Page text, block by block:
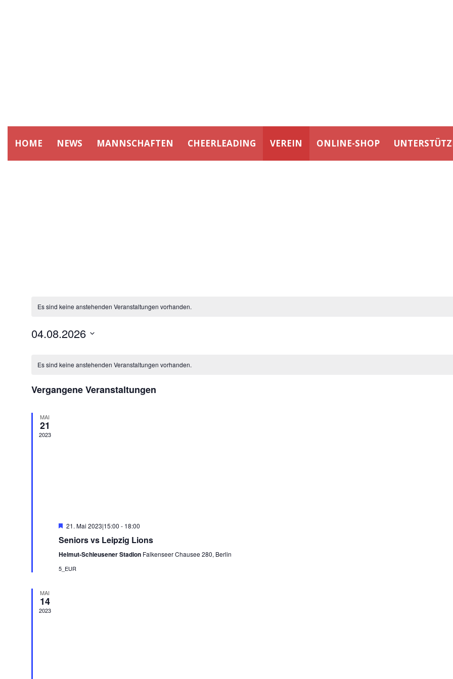
HOME NEWS MANNSCHAFTEN CHEERLEADING VEREIN ONLINE-SHOP
Es sind keine anstehenden Veranstaltungen vorhanden.
04.08.2026
wählen.
Kalender
von
Veranstaltungen
Es sind keine anstehenden Veranstaltungen vorhanden.
Vergangene Veranstaltungen
MAI
21
2023
Hervorgehoben
21. Mai 2023|15:00 - 18:00
Seniors vs Leipzig Lions
Helmut-Schleusener Stadion Falkenseer Chausee 280, Berlin
5_EUR
MAI
14
2023